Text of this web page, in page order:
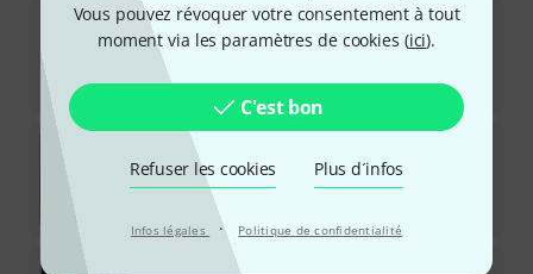
Vous pouvez révoquer votre consentement à tout
moment via les paramètres de cookies (ici).
C'est bon
Refuser les cookies Plus d´infos
Infos légales · Politique de confidentialité
DaddarioEPBB170
85
Disponible immédiatement
33€
Daddario
20
Disponible immédiatement
Neon Green NGB-45